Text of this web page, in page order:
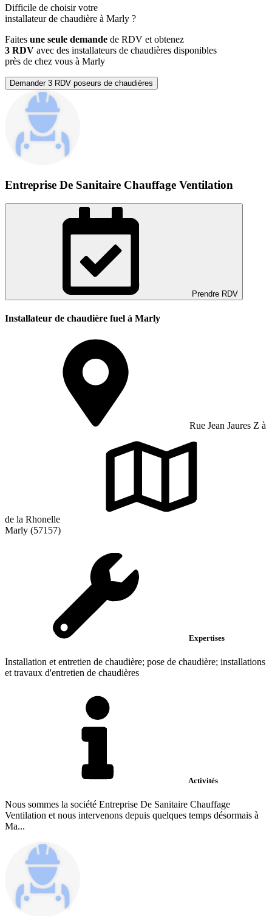
Difficile de choisir votre
installateur de chaudière à Marly ?
Faites une seule demande de RDV et obtenez
3 RDV avec des installateurs de chaudières disponibles
près de chez vous à Marly
Demander 3 RDV poseurs de chaudières
Entreprise De Sanitaire Chauffage Ventilation
Prendre RDV
Installateur de chaudière fuel à Marly
Rue Jean Jaures Z à
de la Rhonelle
Marly (57157)
Expertises
Installation et entretien de chaudière; pose de chaudière; installations
et travaux d'entretien de chaudières
Activités
Nous sommes la société Entreprise De Sanitaire Chauffage
Ventilation et nous intervenons depuis quelques temps désormais à
Ma...